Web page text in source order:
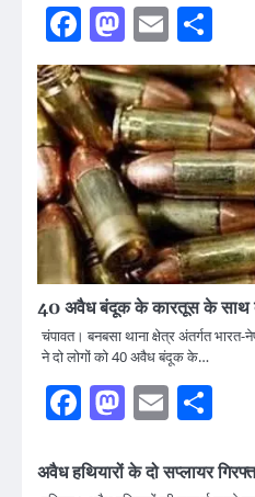
Facebook
Mastodon
Email
40 अवैध बंदूक के कारतूस के साथ
चंपावत। बनबसा थाना क्षेत्र अंतर्गत भारत-
ने दो लोगों को 40 अवैध बंदूक के…
Facebook
Mastodon
Email
अवैध हथियारों के दो सप्लायर